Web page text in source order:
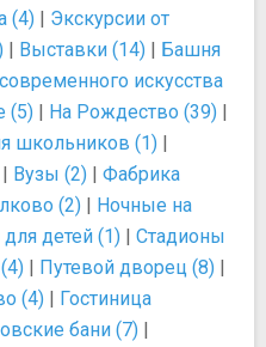
(4) | Экскурсии от
| Выставки (14) | Башня
искусства
(5) | На Рождество (39) |
школьников (1) |
| Вузы (2) | Фабрика
(2) | Ночные на
детей (1) | Стадионы
| Путевой дворец (8) |
(4) | Гостиница
бани (7) |